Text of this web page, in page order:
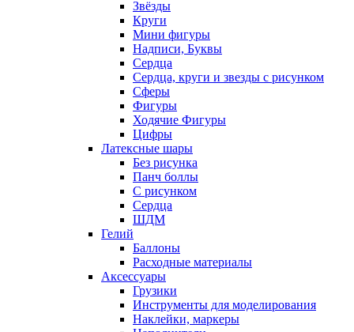
Звёзды
Круги
Мини фигуры
Надписи, Буквы
Сердца
Сердца, круги и звезды с рисунком
Сферы
Фигуры
Ходячие Фигуры
Цифры
Латексные шары
Без рисунка
Панч боллы
С рисунком
Сердца
ШДМ
Гелий
Баллоны
Расходные материалы
Аксессуары
Грузики
Инструменты для моделирования
Наклейки, маркеры